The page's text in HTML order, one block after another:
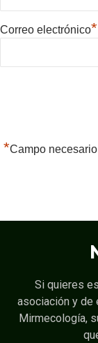
Correo electrónico*
*Campo necesario
Si quieres
asociación y de
Mirmecología,